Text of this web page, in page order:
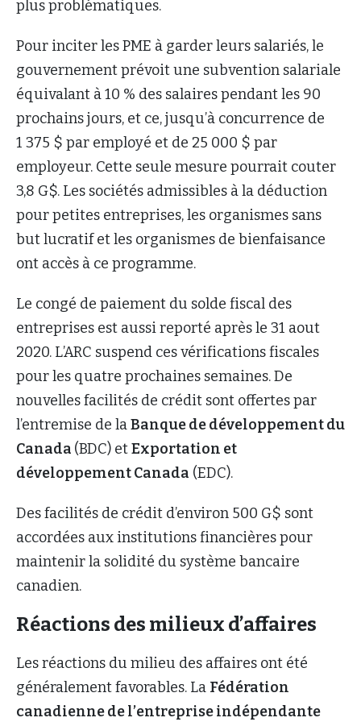
plus problématiques.
Pour inciter les PME à garder leurs salariés, le
gouvernement prévoit une subvention salariale
équivalant à 10 % des salaires pendant les 90
prochains jours, et ce, jusqu’à concurrence de
1 375 $ par employé et de 25 000 $ par
employeur. Cette seule mesure pourrait couter
3,8 G$. Les sociétés admissibles à la déduction
pour petites entreprises, les organismes sans
but lucratif et les organismes de bienfaisance
ont accès à ce programme.
Le congé de paiement du solde fiscal des
entreprises est aussi reporté après le 31 aout
2020. L’ARC suspend ces vérifications fiscales
pour les quatre prochaines semaines. De
nouvelles facilités de crédit sont offertes par
l’entremise de laBanque de développement du
Canada (BDC) etExportation et
développement Canada (EDC).
Des facilités de crédit d’environ 500 G$ sont
accordées aux institutions financières pour
maintenir la solidité du système bancaire
canadien.
Réactions des milieux d’affaires
Les réactions du milieu des affaires ont été
généralement favorables. La Fédération
canadienne de l’entreprise indépendante